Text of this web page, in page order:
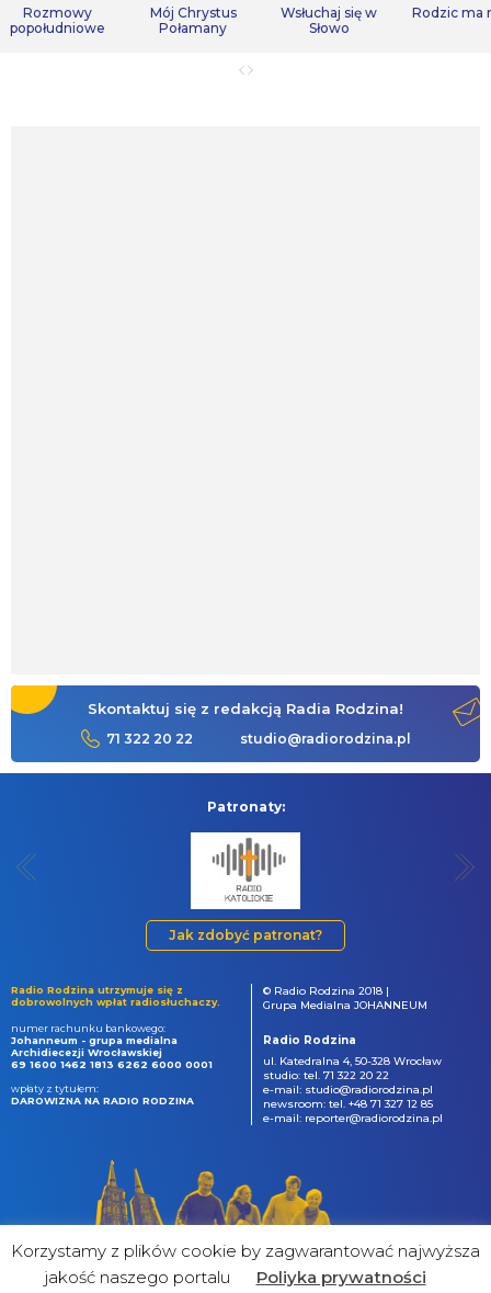
Rozmowy
popołudniowe
Mój Chrystus
Połamany
Wsłuchaj się w
Słowo
Rodzic ma
Skontaktuj się z redakcją Radia Rodzina!
71 322 20 22 studio@radiorodzina.pl
Patronaty:
Jak zdobyć patronat?
Radio Rodzina utrzymuje się z
dobrowolnych wpłat radiosłuchaczy.
numer rachunku bankowego:
Johanneum - grupa medialna
Archidiecezji Wrocławskiej
69 1600 1462 1813 6262 6000 0001
wpłaty z tytułem:
DAROWIZNA NA RADIO RODZINA
© Radio Rodzina 2018 |
Grupa Medialna JOHANNEUM
Radio Rodzina
ul. Katedralna 4, 50-328 Wrocław
studio: tel. 71 322 20 22
e-mail: studio@radiorodzina.pl
newsroom: tel. +48 71 327 12 85
e-mail: reporter@radiorodzina.pl
Korzystamy z plików cookie by zagwarantować najwyższa
jakość naszego portalu
Poliyka prywatności